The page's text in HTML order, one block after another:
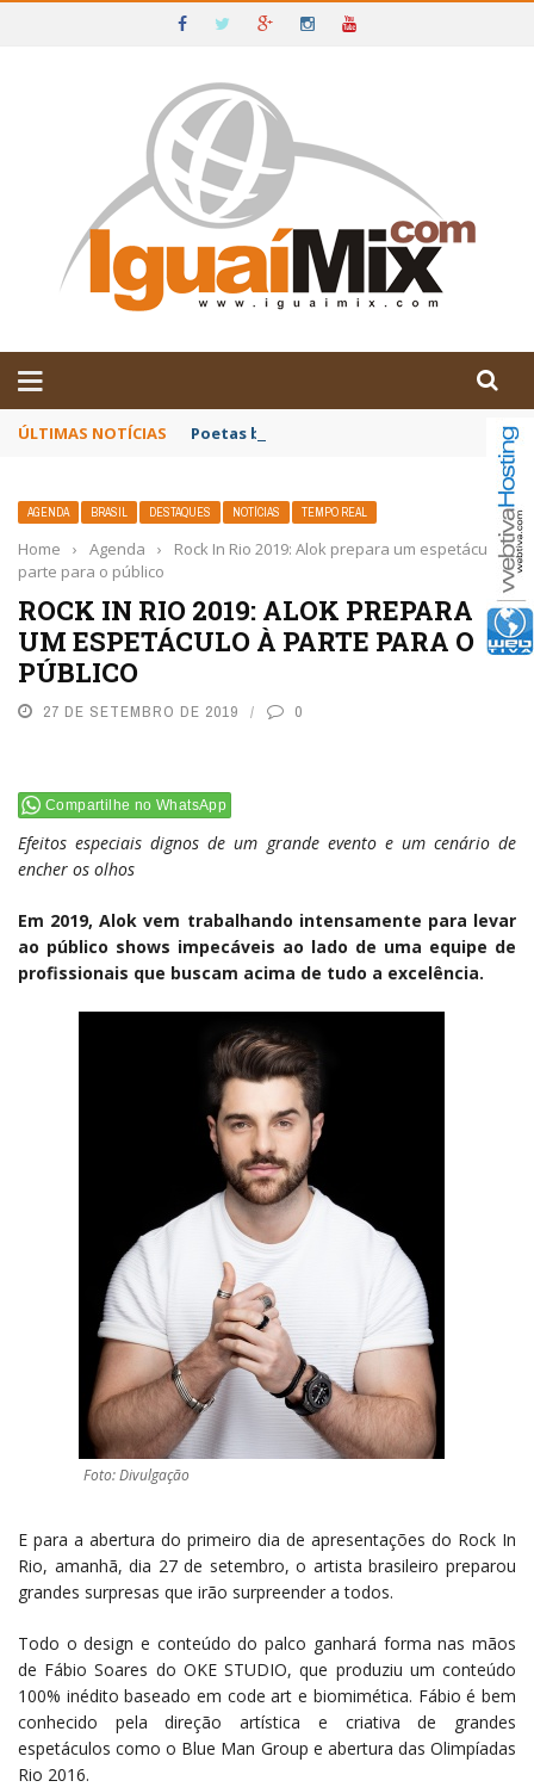
IGUAÍ E SUDOESTE DA BAHIA
ÚLTIMAS NOTÍCIAS Poetas baianos representam o Brasil no
AGENDA BRASIL DESTAQUES NOTÍCIAS TEMPO REAL
Home › Agenda ›
Rock In Rio 2019: Alok prepara um espetáculo à
parte para o público
ROCK IN RIO 2019: ALOK PREPARA
UM ESPETÁCULO À PARTE PARA O
PÚBLICO
27 DE SETEMBRO DE 2019 0
Compartilhe no WhatsApp
Efeitos especiais dignos de um grande evento e um cenário de
encher os olhos
Em 2019, Alok vem trabalhando intensamente para levar
ao público shows impecáveis ao lado de uma equipe de
profissionais que buscam acima de tudo a excelência.
Foto: Divulgação
E para a abertura do primeiro dia de apresentações do Rock In
Rio, amanhã, dia 27 de setembro, o artista brasileiro preparou
grandes surpresas que irão surpreender a todos.
Todo o design e conteúdo do palco ganhará forma nas mãos
de Fábio Soares do OKE STUDIO, que produziu um conteúdo
100% inédito baseado em code art e biomimética. Fábio é bem
conhecido pela direção artística e criativa de grandes
espetáculos como o Blue Man Group e abertura das Olimpíadas
Rio 2016.